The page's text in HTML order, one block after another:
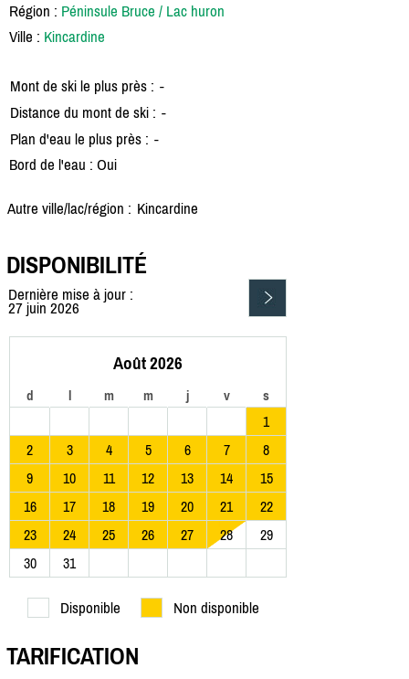
Région : Péninsule Bruce / Lac huron
Ville : Kincardine
Mont de ski le plus près : -
Distance du mont de ski : -
Plan d'eau le plus près : -
Bord de l'eau : Oui
Autre ville/lac/région : Kincardine
DISPONIBILITÉ
Dernière mise à jour :
27 juin 2026
Août 2026
d l m m j v s
1
2
3 4 5 6 7
8
9
10 11 12 13 14
15
16
17 18 19 20 21
22
23
24 25 26 27 28
29
30
31
Disponible Non disponible
TARIFICATION